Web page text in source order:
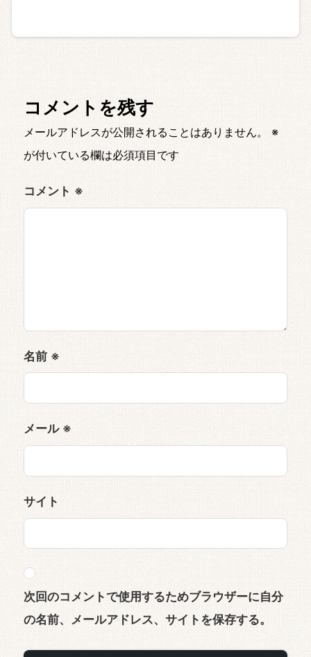
コメントを残す
メールアドレスが公開されることはありません。
※
が付いている欄は必須項目です
コメント ※
名前 ※
メール ※
サイト
次回のコメントで使用するためブラウザーに自分
の名前、メールアドレス、サイトを保存する。